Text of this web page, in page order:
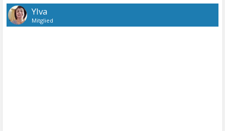
Ylva
Mitglied